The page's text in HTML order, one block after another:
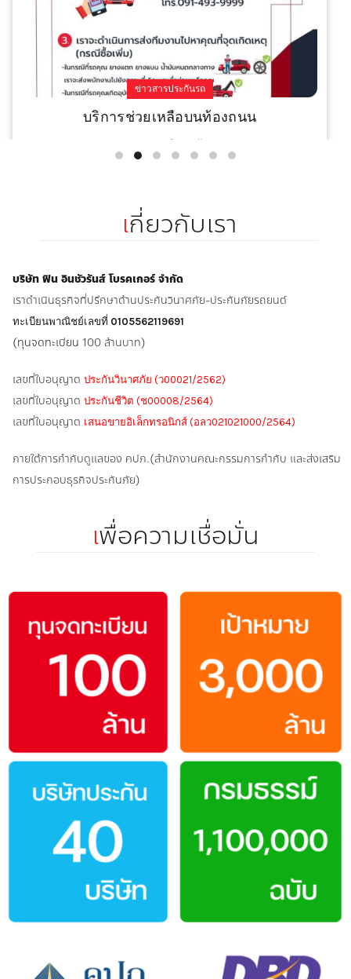
ข่าวสารประกันรถ
บริการช่วยเหลือบนท้องถนน
เกี่ยวกับเรา
บริษัท ฟิน อินชัวรันส์ โบรคเกอร์ จำกัด
เราดำเนินธุรกิจที่ปรึกษาด้านประกันวินาศภัย-ประกันภัยรถยนต์
ทะเบียนพาณิชย์เลขที่ 0105562119691
(ทุนจดทะเบียน 100 ล้านบาท)
เลขที่ใบอนุญาต ประกันวินาศภัย (ว00021/2562)
เลขที่ใบอนุญาต ประกันชีวิต (ช00008/2564)
เลขที่ใบอนุญาต เสนอขายอิเล็กทรอนิกส์ (อลว021021000/2564)
ภายใต้การกำกับดูแลของ คปภ.(สำนักงานคณะกรรมการกำกับ และส่งเสริม
การประกอบธุรกิจประกันภัย)
เพื่อความเชื่อมั่น